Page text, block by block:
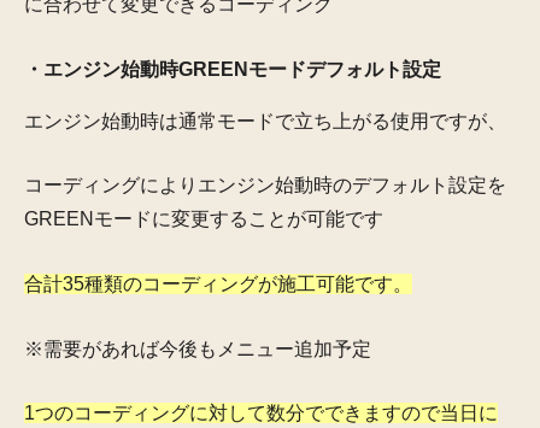
に合わせて変更できるコーディング
・エンジン始動時GREENモードデフォルト設定
エンジン始動時は通常モードで立ち上がる使用ですが、
コーディングによりエンジン始動時のデフォルト設定を
GREENモードに変更することが可能です
合計35種類のコーディングが施工可能です。
※需要があれば今後もメニュー追加予定
1つのコーディングに対して数分でできますので当日に